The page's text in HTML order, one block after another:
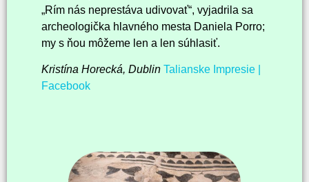
„Rím nás neprestáva udivovať“, vyjadrila sa
archeologička hlavného mesta Daniela Porro;
my s ňou môžeme len a len súhlasiť.
Kristína Horecká, Dublin Talianske Impresie |
Facebook